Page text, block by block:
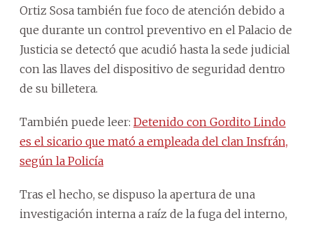
Ortiz Sosa también fue foco de atención debido a
que durante un control preventivo en el Palacio de
Justicia se detectó que acudió hasta la sede judicial
con las llaves del dispositivo de seguridad dentro
de su billetera.
También puede leer: Detenido con Gordito Lindo
es el sicario que mató a empleada del clan Insfrán,
según la Policía
Tras el hecho, se dispuso la apertura de una
investigación interna a raíz de la fuga del interno,